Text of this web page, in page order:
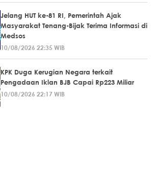
Jelang HUT ke-81 RI, Pemerintah Ajak
Masyarakat Tenang-Bijak Terima Informasi di
Medsos
10/08/2026 22:35 WIB
KPK Duga Kerugian Negara terkait
Pengadaan Iklan BJB Capai Rp223 Miliar
10/08/2026 22:17 WIB